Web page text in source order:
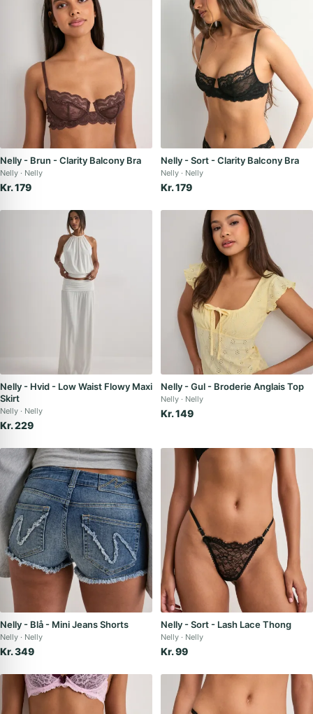
Nelly - Brun - Clarity Balcony Bra
Nelly Nelly
Kr. 179
Nelly - Sort - Clarity Balcony Bra
Nelly Nelly
Kr. 179
Nelly - Hvid - Low Waist Flowy Maxi
Skirt
Nelly Nelly
Kr. 229
Nelly - Gul - Broderie Anglais Top
Nelly Nelly
Kr. 149
Nelly - Blå - Mini Jeans Shorts
Nelly Nelly
Kr. 349
Nelly - Sort - Lash Lace Thong
Nelly Nelly
Kr. 99